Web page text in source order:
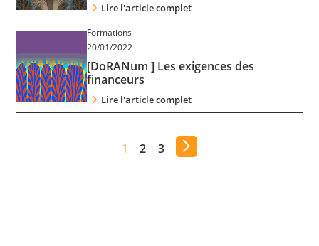
Lire l'article complet
Formations
20/01/2022
[DoRANum ] Les exigences des
financeurs
Lire l'article complet
1 2 3